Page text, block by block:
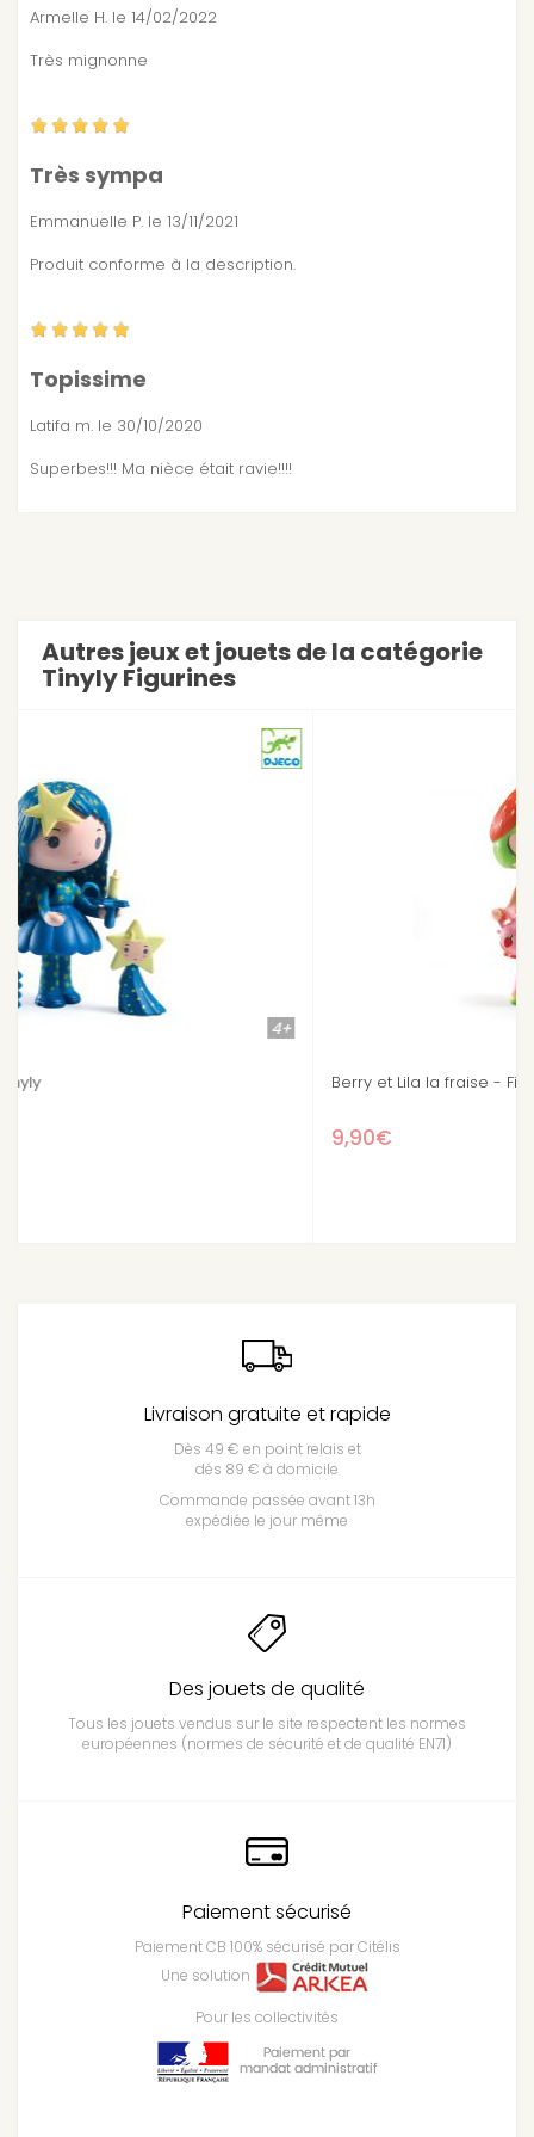
Armelle H. le 14/02/2022
Très mignonne
Très sympa
Emmanuelle P. le 13/11/2021
Produit conforme à la description.
Topissime
Latifa m. le 30/10/2020
Superbes!!! Ma nièce était ravie!!!!
Autres jeux et jouets de la catégorie
Tinyly Figurines
Berry et Lila la fraise - Figurine Tinyly
Livraison gratuite et rapide
Dès 49 € en point relais et
dès 89 € à domicile
Commande passée avant 13h
expédiée le jour même
Des jouets de qualité
Tous les jouets vendus sur le site respectent les normes
européennes (normes de sécurité et de qualité EN71)
Paiement sécurisé
Paiement CB 100% sécurisé par Citélis
Une solution
Pour les collectivités